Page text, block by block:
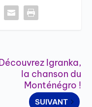
Igranka,
la chanson du
Monténégro !
SUIVANT